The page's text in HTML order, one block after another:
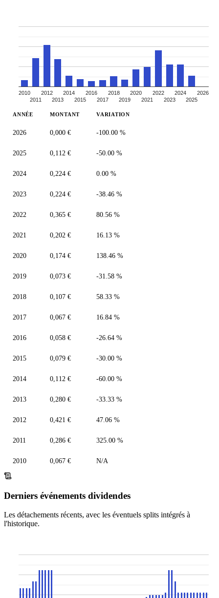
2010
2011
2012
2013
2014
2015
2016
2017
2018
2019
2020
2021
2022
2023
2024
2025
2026
ANNÉE MONTANT VARIATION
2026 0,000 € -100.00 %
2025 0,112 € -50.00 %
2024 0,224 € 0.00 %
2023 0,224 € -38.46 %
2022 0,365 € 80.56 %
2021 0,202 € 16.13 %
2020 0,174 € 138.46 %
2019 0,073 € -31.58 %
2018 0,107 € 58.33 %
2017 0,067 € 16.84 %
2016 0,058 € -26.64 %
2015 0,079 € -30.00 %
2014 0,112 € -60.00 %
2013 0,280 € -33.33 %
2012 0,421 € 47.06 %
2011 0,286 € 325.00 %
2010 0,067 € N/A
Derniers événements dividendes
Les détachements récents, avec les éventuels splits intégrés à
l'historique.